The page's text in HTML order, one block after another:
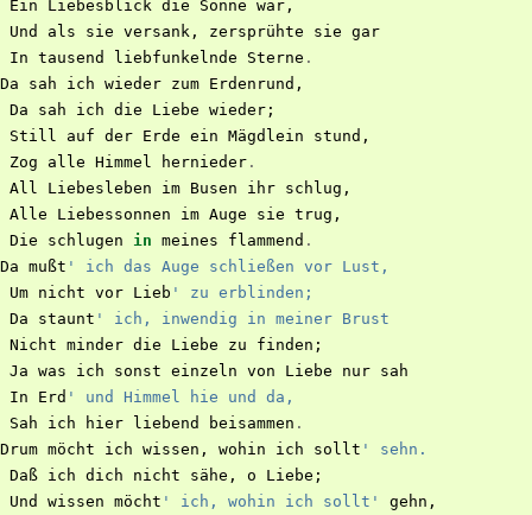
Ein
Liebesblick die Sonne war ,
Und
als sie versank , zersprühte sie gar
In tausend liebfunkelnde Sterne .
Da
sah ich wieder zum Erdenrund ,
Da
sah ich die Liebe wieder ;
Still
auf der Erde ein Mägdlein stund ,
Zog
alle Himmel hernieder .
All
Liebesleben im Busen ihr schlug ,
Alle
Liebessonnen im Auge sie trug ,
Die
schlugen in meines flammend .
Da mußt ' ich das Auge schließen vor Lust,
Um nicht vor Lieb ' zu erblinden;
Da
staunt ' ich, inwendig in meiner Brust
Nicht minder die Liebe zu finden ;
Ja was ich sonst einzeln von Liebe nur sah
In
Erd ' und Himmel hie und da,
Sah
ich hier liebend beisammen .
Drum möcht ich wissen , wohin ich sollt ' sehn.
Daß ich dich nicht sähe , o Liebe ;
Und
wissen möcht ' ich, wohin ich sollt' gehn ,